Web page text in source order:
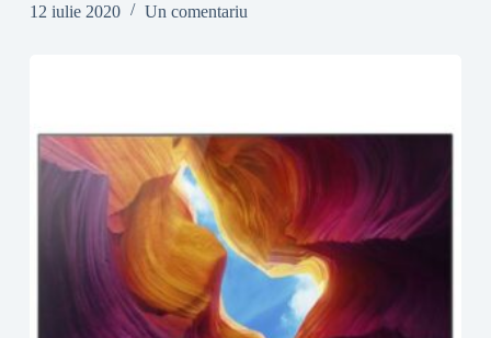
12 iulie 2020
Un comentariu